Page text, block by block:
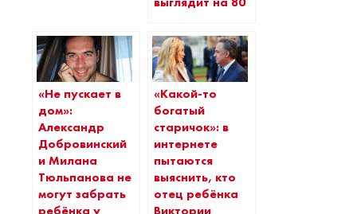
«Не пускает в
дом»:
Александр
Добровинский
и Милана
Тюльпанова не
могут забрать
«Какой-то
богатый
старичок»: в
интернете
пытаются
выяснить, кто
отец ребёнка